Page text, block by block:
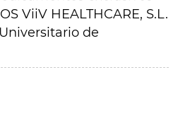
ViiV HEALTHCARE, S.L.
de